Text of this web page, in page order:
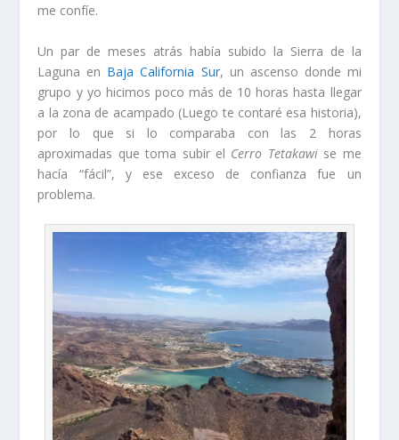
me confíe.
Un par de meses atrás había subido la Sierra de la
Laguna en Baja California Sur, un ascenso donde mi
grupo y yo hicimos poco más de 10 horas hasta llegar
a la zona de acampado (Luego te contaré esa historia),
por lo que si lo comparaba con las 2 horas
aproximadas que toma subir el Cerro Tetakawise me
hacía “fácil”, y ese exceso de confianza fue un
problema.